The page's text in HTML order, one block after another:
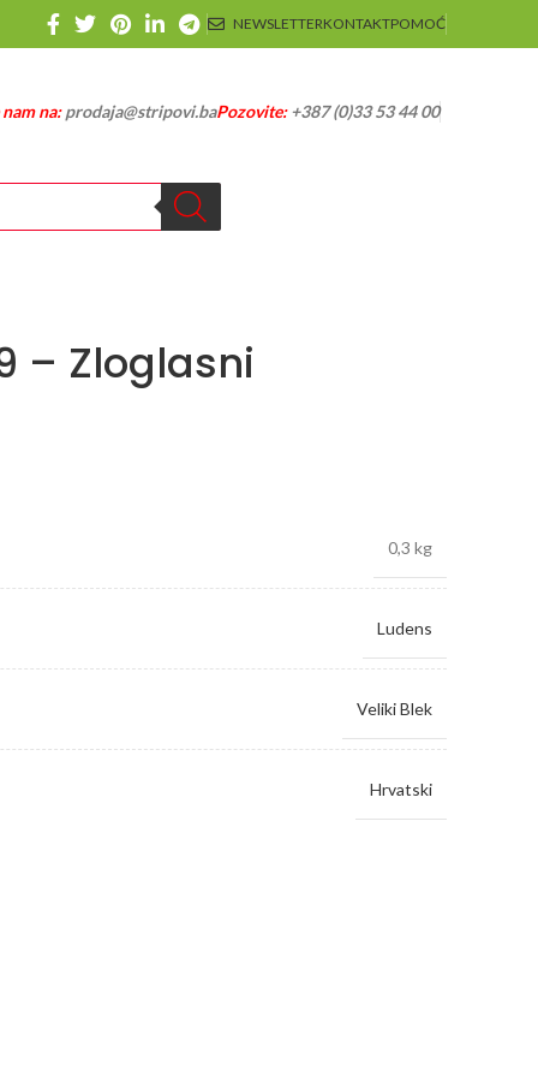
NEWSLETTERKONTAKTPOMOĆ
na:prodaja@stripovi.baPozovite:+387 (0)33 53 44 00
– Zloglasni
0,3 kg
Ludens
Veliki Blek
Hrvatski